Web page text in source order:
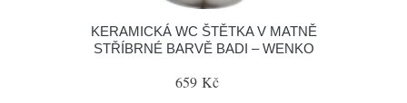
KERAMICKÁ WC ŠTĚTKA V MATNĚ
STŘÍBRNÉ BARVĚ BADI – WENKO
659 Kč